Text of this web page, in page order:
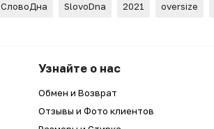
СловоДна SlovoDna 2021 oversize
Узнайте о нас
Обмен и Возврат
Отзывы и Фото клиентов